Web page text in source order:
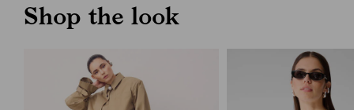
Shop the look